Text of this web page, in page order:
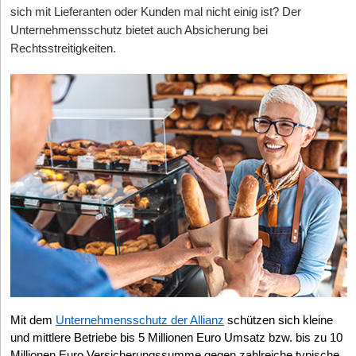
Zeitalters angepasst wird.
Die AutorinFranziska Hasselbach ist Rechtsanwältin bei der auf
und Bonn.
Beweissicherheitsgründen empfiehlt sich jedoch auch bei
unternehmerischen Kunden, ein ausdrückliches Einverständnis
durch Unterschrift oder „Häkchen setzen“ bei einem Online-
Geschäft einzuholen. Ferner gilt: Individuelle Absprachen mit dem
Kunden zum Vertrag haben immer Vorrang vor der Geltung von
AGB.
sich mit Lieferanten oder Kunden mal nicht einig ist? Der
Unternehmensschutz bietet auch Absicherung bei
Rechtsstreitigkeiten.
Mit dem Unternehmensschutz der Allianz schützen sich kleine
und mittlere Betriebe bis 5 Millionen Euro Umsatz bzw. bis zu 10